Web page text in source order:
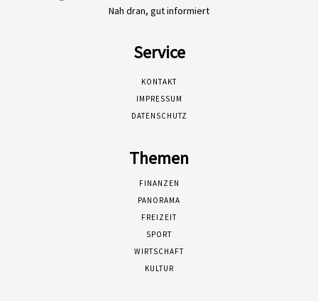
Nah dran, gut informiert
Service
KONTAKT
IMPRESSUM
DATENSCHUTZ
Themen
FINANZEN
PANORAMA
FREIZEIT
SPORT
WIRTSCHAFT
KULTUR